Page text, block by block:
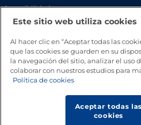
Accesibilidad
Este sitio web utiliza cookies
Al hacer clic en “Aceptar todas las
que las cookies se guarden en su
la navegación del sitio, analizar el uso
colaborar con nuestros estudios para
Política de cookies
Aceptar todas las
cookies